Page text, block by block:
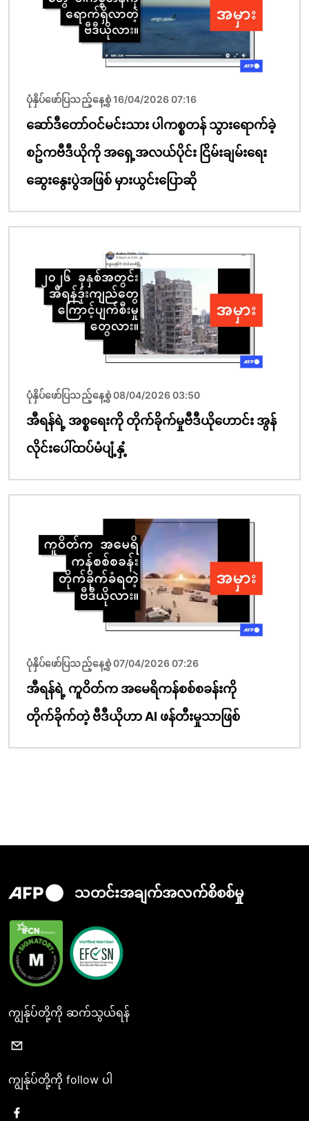
ပုံနှိပ်ဖော်ပြသည့်နေ့စွဲ 16/04/2026 07:16
ဆော်ဒီတော်ဝင်မင်းသား ပါကစ္စတန် သွားရောက်ခဲ့
စဥ်ကဗီဒီယိုကို အရှေ့အလယ်ပိုင်း ငြိမ်းချမ်းရေး
ဆွေးနွေးပွဲအဖြစ် မှားယွင်းပြောဆို
ပုံနှိပ်ဖော်ပြသည့်နေ့စွဲ 08/04/2026 03:50
အီရန်ရဲ့ အစ္စရေးကို တိုက်ခိုက်မှုဗီဒီယိုဟောင်း အွန်
လိုင်းပေါ်ထပ်မံပျံ့နှံ့
ပုံနှိပ်ဖော်ပြသည့်နေ့စွဲ 07/04/2026 07:26
အီရန်ရဲ့ ကူဝိတ်က အမေရိကန်စစ်စခန်းကို
တိုက်ခိုက်တဲ့ ဗီဒီယိုဟာ AI ဖန်တီးမှုသာဖြစ်
သတင်းအချက်အလက်စိစစ်မှု
ကျွန်ုပ်တို့ကို ဆက်သွယ်ရန်
ကျွန်ုပ်တို့ကို follow ပါ